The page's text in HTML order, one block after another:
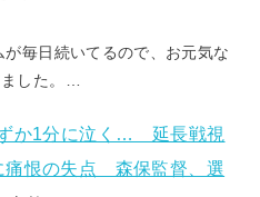
毎日続いてるので、お元気な
した。…
ずか1分に泣く… 延長戦視
痛恨の失点 森保監督、選